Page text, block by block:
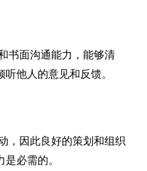
书面沟通能力，能够清
他人的意见和反馈。
，因此良好的策划和组织
必需的。